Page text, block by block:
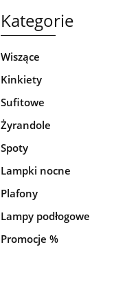
Kategorie
Wiszące
Kinkiety
Sufitowe
Żyrandole
Spoty
Lampki nocne
Plafony
Lampy podłogowe
Promocje %